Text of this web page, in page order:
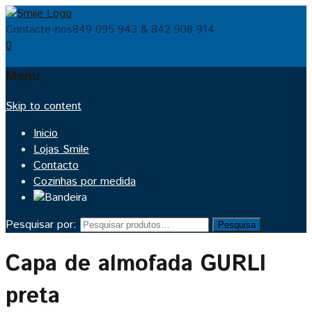
Contacte-nos849 095 943 & 842 908 914
0
Menu
Skip to content
Inicio
Lojas Smile
Contacto
Cozinhas por medida
Pesquisar por: Pesquisa
Capa de almofada GURLI
preta